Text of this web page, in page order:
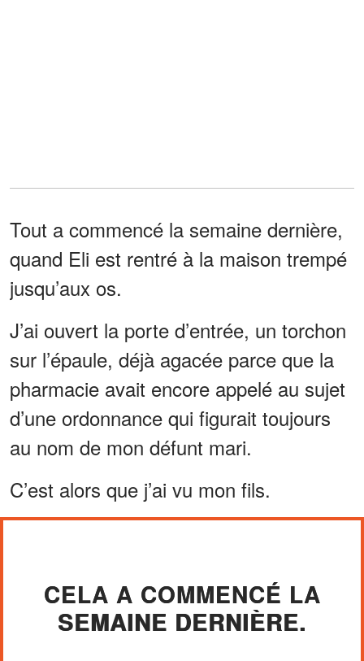
Tout a commencé la semaine dernière,
quand Eli est rentré à la maison trempé
jusqu’aux os.
J’ai ouvert la porte d’entrée, un torchon
sur l’épaule, déjà agacée parce que la
pharmacie avait encore appelé au sujet
d’une ordonnance qui figurait toujours
au nom de mon défunt mari.
C’est alors que j’ai vu mon fils.
CELA A COMMENCÉ LA
SEMAINE DERNIÈRE.